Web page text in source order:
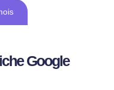
Google